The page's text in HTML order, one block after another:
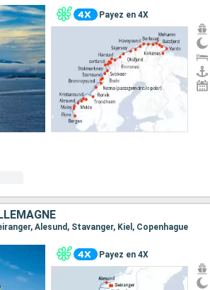
Payez en 4X
Alesund, Stavanger, Kiel, Copenhague
Payez en 4X